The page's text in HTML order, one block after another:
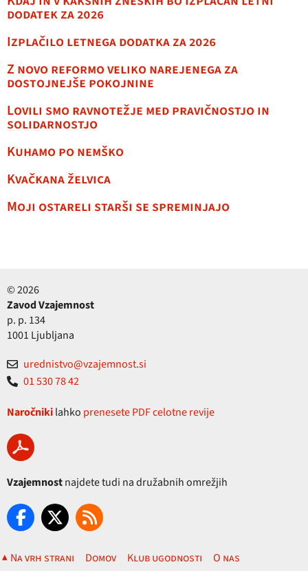
dodatek za 2026
Izplačilo letnega dodatka za 2026
Z novo reformo veliko narejenega za
dostojnejše pokojnine
Lovili smo ravnotežje med pravičnostjo in
solidarnostjo
Kuhamo po nemško
Kvačkana želvica
Moji ostareli starši se spreminjajo
© 2026
Zavod Vzajemnost
p. p. 134
1001 Ljubljana
urednistvo@vzajemnost.si
01 530 78 42
Naročnikilahko prenesete PDF celotne revije
Vzajemnostnajdete tudi na družabnih omrežjih
▲ Na vrh strani Domov Klub ugodnosti O nas